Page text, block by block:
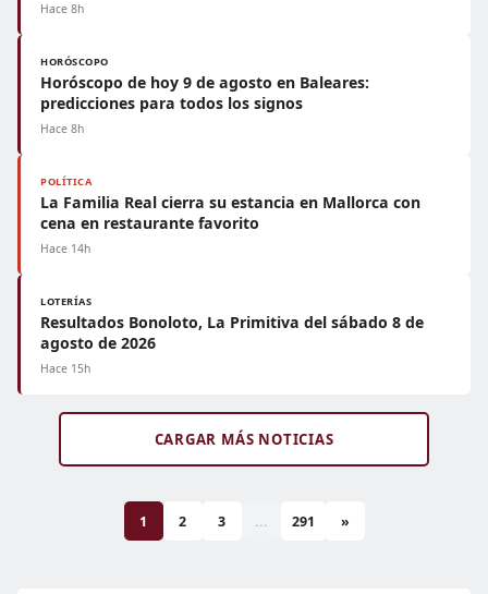
Hace 8h
HORÓSCOPO
Horóscopo de hoy 9 de agosto en Baleares:
predicciones para todos los signos
Hace 8h
POLÍTICA
La Familia Real cierra su estancia en Mallorca con
cena en restaurante favorito
Hace 14h
LOTERÍAS
Resultados Bonoloto, La Primitiva del sábado 8 de
agosto de 2026
Hace 15h
CARGAR MÁS NOTICIAS
1 2 3 ... 291 »